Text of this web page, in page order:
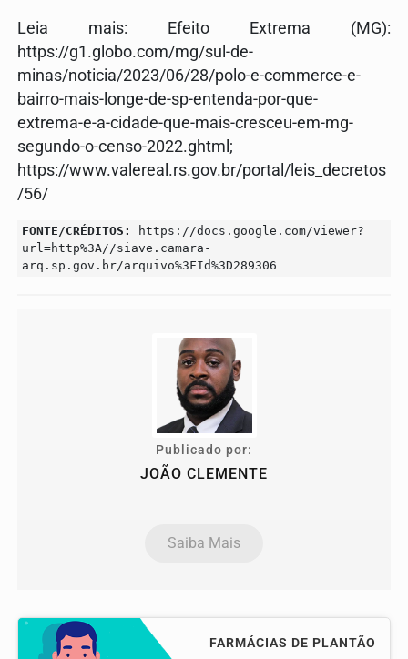
Leia mais: Efeito Extrema (MG):
https://g1.globo.com/mg/sul-de-
minas/noticia/2023/06/28/polo-e-commerce-e-
bairro-mais-longe-de-sp-entenda-por-que-
extrema-e-a-cidade-que-mais-cresceu-em-mg-
segundo-o-censo-2022.ghtml;
https://www.valereal.rs.gov.br/portal/leis_decretos
/56/
FONTE/CRÉDITOS:
https://docs.google.com/viewer?
url=http%3A//siave.camara-
arq.sp.gov.br/arquivo%3FId%3D289306
Publicado por:
JOÃO CLEMENTE
Saiba Mais
FARMÁCIAS DE PLANTÃO